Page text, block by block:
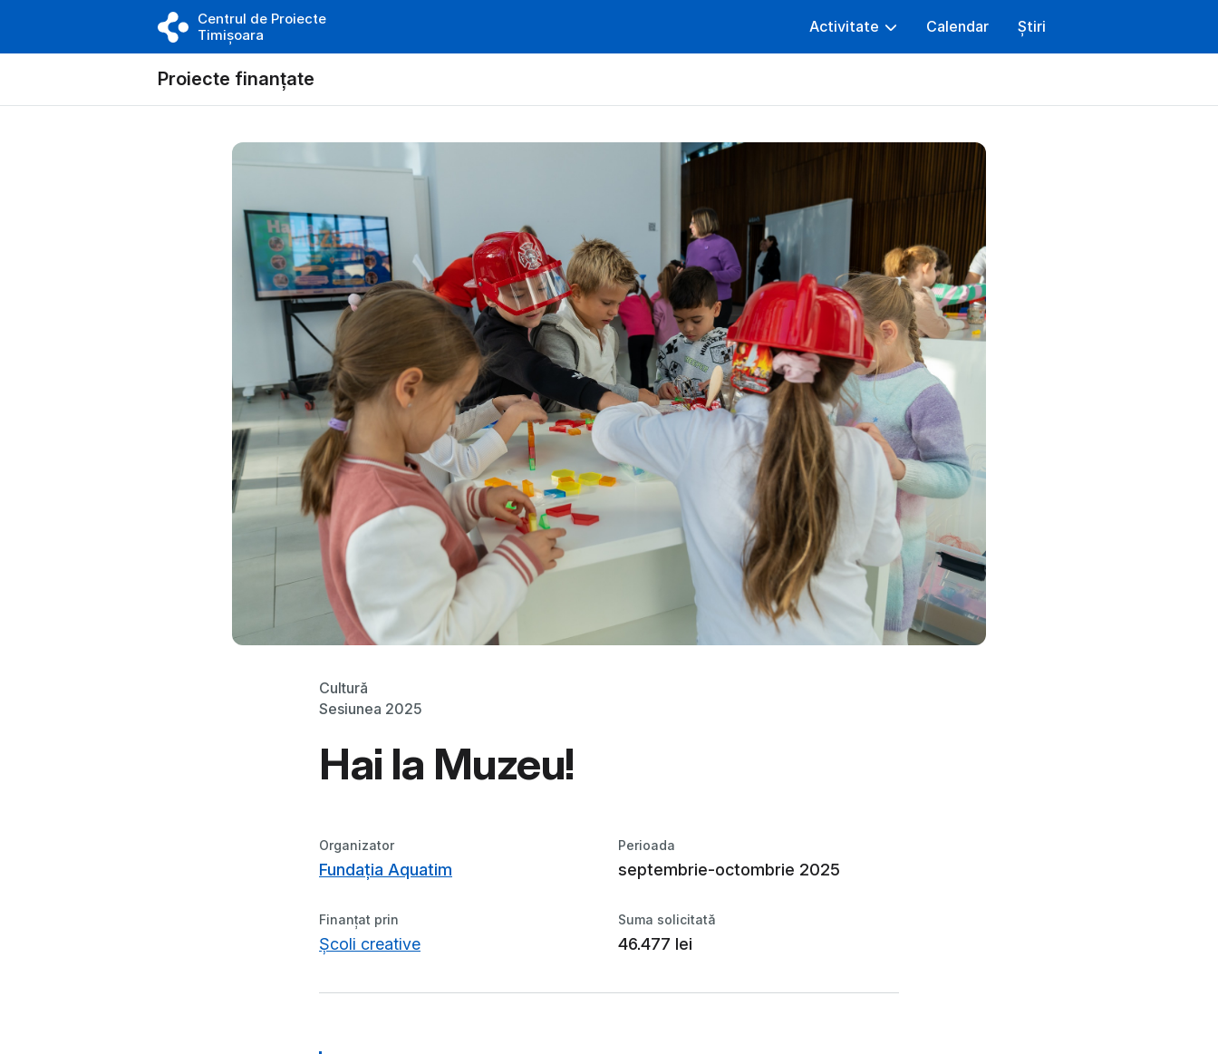
Centrul de Proiecte
Timișoara
Activitate Calendar Știri
Proiecte finanțate
Cultură
Sesiunea 2025
Hai la Muzeu!
Organizator
Fundația Aquatim
Perioada
septembrie-octombrie 2025
Finanțat prin
Școli creative
Suma solicitată
46.477 lei